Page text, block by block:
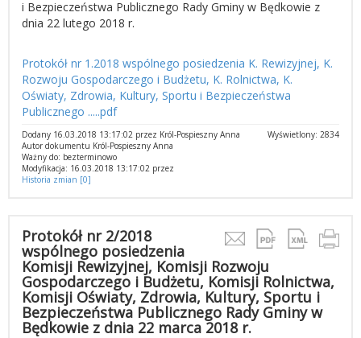
i Bezpieczeństwa Publicznego Rady Gminy w Będkowie z
dnia 22 lutego 2018 r.
Protokół nr 1.2018 wspólnego posiedzenia K. Rewizyjnej, K.
Rozwoju Gospodarczego i Budżetu, K. Rolnictwa, K.
Oświaty, Zdrowia, Kultury, Sportu i Bezpieczeństwa
Publicznego .....pdf
Wyświetlony: 2834
Dodany 16.03.2018 13:17:02 przez Król-Pospieszny Anna
Autor dokumentu Król-Pospieszny Anna
Ważny do: bezterminowo
Modyfikacja: 16.03.2018 13:17:02 przez
Historia zmian [0]
Protokół nr 2/2018
wspólnego posiedzenia
Komisji Rewizyjnej, Komisji Rozwoju
Gospodarczego i Budżetu, Komisji Rolnictwa,
Komisji Oświaty, Zdrowia, Kultury, Sportu i
Bezpieczeństwa Publicznego Rady Gminy w
Będkowie z dnia 22 marca 2018 r.